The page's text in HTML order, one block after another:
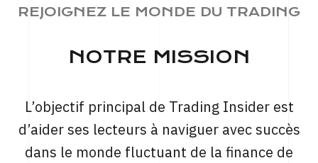
REJOIGNEZ LE MONDE DU TRADING
NOTRE MISSION
L’objectif principal de Trading Insider est
d’aider ses lecteurs à naviguer avec succès
dans le monde fluctuant de la finance de